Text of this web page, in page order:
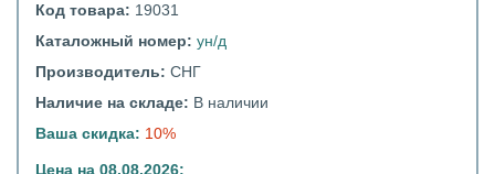
Код товара: 19031
Каталожный номер: ун/д
Производитель: СНГ
Наличие на складе: В наличии
Ваша скидка: 10%
Цена на 08.08.2026: